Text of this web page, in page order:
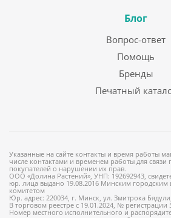
Блог
Вопрос-ответ
Помощь
Бренды
Печатный
Указанные на сайте контакты и время работы
числе контактами и временем работы для
покупателей о нарушении их прав.
ООО «Долина Растений», УНП: 192692943,
юр. лица выдано 19.08.2016 Минским городским
комитетом
Юр. адрес: 220034, г. Минск, ул. Змитрока
В торговом реестре с 19.01.2024, № регистрации
Номер местного исполнительного и